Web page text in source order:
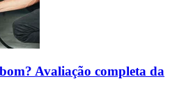
Avaliação completa da